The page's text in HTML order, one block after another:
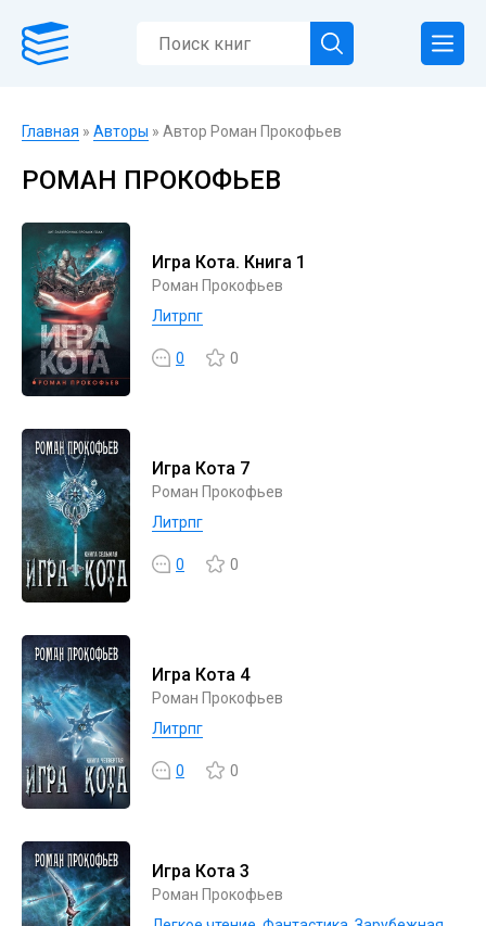
Главная » Авторы » Автор Роман Прокофьев
РОМАН ПРОКОФЬЕВ
Игра Кота. Книга 1
Роман Прокофьев
Литрпг
0 0
Игра Кота 7
Роман Прокофьев
Литрпг
0 0
Игра Кота 4
Роман Прокофьев
Литрпг
0 0
Игра Кота 3
Роман Прокофьев